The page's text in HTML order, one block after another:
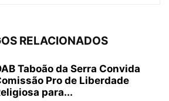
RELACIONADOS
Taboão da Serra Convida
Pro de Liberdade
para...